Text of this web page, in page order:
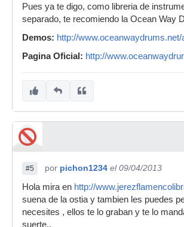
Pues ya te digo, como libreria de
separado, te recomiendo la Ocean Way
Demos: http://www.oceanwaydrums.net/
Pagina Oficial: http://
#5 por pichon1234 el 09/04/2013
Hola mira en http://
suena de la ostia y tambien les puedes
necesites , ellos te lo graban y te lo
suerte..